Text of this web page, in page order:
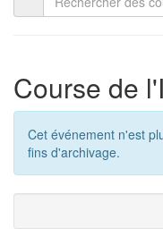
Course de
Cet événement n'est
fins d'archivage.